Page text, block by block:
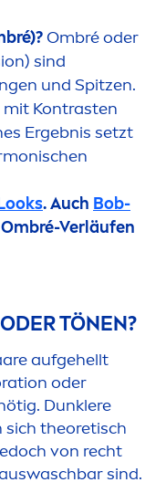
Ombré oder
sind
und Spitzen.
mit Kontrasten
Ergebnis setzt
. Auch Bob-
Verläufen
TÖNEN?
aufgehellt
ation oder
Dunklere
sich theoretisch
von recht
sind.